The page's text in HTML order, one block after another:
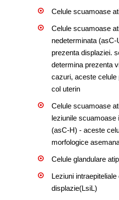
Celule scuamoase
Celule scuamoase
nedeterminata
prezenta displaziei.
determina prezenta
cazuri, aceste celule
col uterin
Celule scuamoase
leziunile scuamoase
(asC-H) - aceste
morfologice
Celule glandulare
Leziuni
displazie(LsiL)